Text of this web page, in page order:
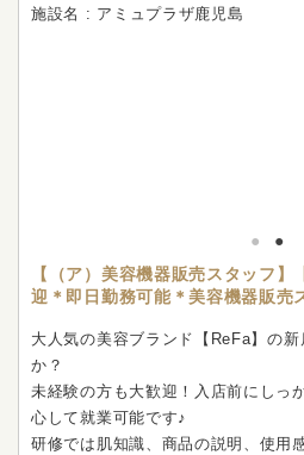
施設名 : アミュプラザ鹿児島
【（ア）美容機器販売スタッフ
迎＊即日勤務可能＊美容機器販売
大人気の美容ブランド【ReFa】の
か？
未経験の方も大歓迎！入店前にしっ
心して就業可能です♪
研修では肌知識、商品の説明、使用